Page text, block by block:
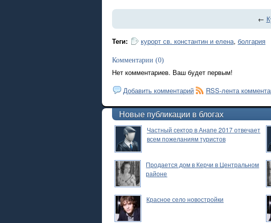
←
Теги: курорт св. константин и елена, болгария
Комментарии (0)
Нет комментариев. Ваш будет первым!
Добавить комментарий
RSS-лента
Новые публикации в блогах
Частный сектор в Анапе 2017 отвечает
всем пожеланиям туристов
Продается дом в Керчи в Центральном
районе
Красное село новостройки